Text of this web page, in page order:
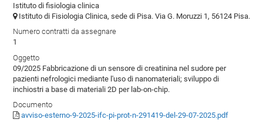
Istituto di fisiologia clinica
Istituto di Fisiologia Clinica, sede di Pisa. Via G. Moruzzi 1, 56124 Pisa.
Numero contratti da assegnare
1
Oggetto
09/2025 Fabbricazione di un sensore di creatinina nel sudore per
pazienti nefrologici mediante l'uso di nanomateriali; sviluppo di
inchiostri a base di materiali 2D per lab-on-chip.
Documento
avviso-esterno-9-2025-ifc-pi-prot-n-291419-del-29-07-2025.pdf